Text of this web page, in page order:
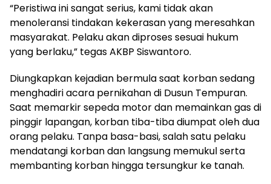
“Peristiwa ini sangat serius, kami tidak akan
menoleransi tindakan kekerasan yang meresahkan
masyarakat. Pelaku akan diproses sesuai hukum
yang berlaku,” tegas AKBP Siswantoro.
Diungkapkan kejadian bermula saat korban sedang
menghadiri acara pernikahan di Dusun Tempuran.
Saat memarkir sepeda motor dan memainkan gas di
pinggir lapangan, korban tiba-tiba diumpat oleh dua
orang pelaku. Tanpa basa-basi, salah satu pelaku
mendatangi korban dan langsung memukul serta
membanting korban hingga tersungkur ke tanah.